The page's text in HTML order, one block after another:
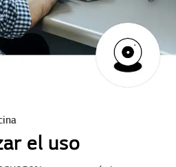
el uso